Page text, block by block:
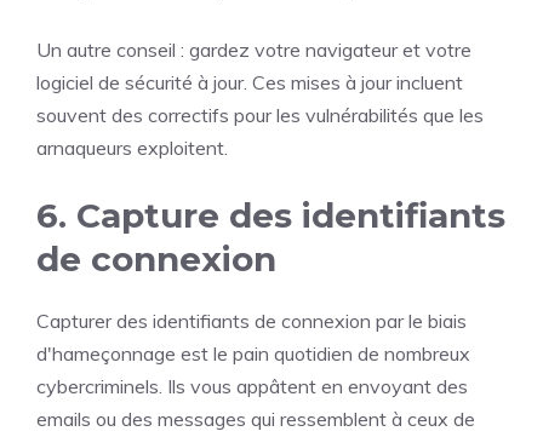
Un autre conseil : gardez votre navigateur et votre
logiciel de sécurité à jour. Ces mises à jour incluent
souvent des correctifs pour les vulnérabilités que les
arnaqueurs exploitent.
6. Capture des identifiants
de connexion
Capturer des identifiants de connexion par le biais
d'hameçonnage est le pain quotidien de nombreux
cybercriminels. Ils vous appâtent en envoyant des
emails ou des messages qui ressemblent à ceux de